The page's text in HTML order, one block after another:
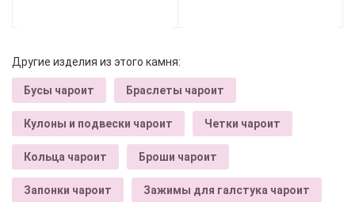
Другие изделия из этого камня:
Бусы чароит Браслеты чароит
Кулоны и подвески чароит Четки чароит
Кольца чароит Броши чароит
Запонки чароит Зажимы для галстука чароит